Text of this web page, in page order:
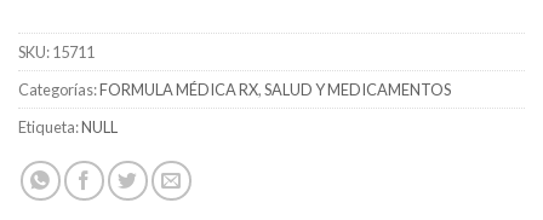
SKU:15711
Categorías:FORMULA MÉDICA RX,SALUD Y MEDICAMENTOS
Etiqueta:NULL